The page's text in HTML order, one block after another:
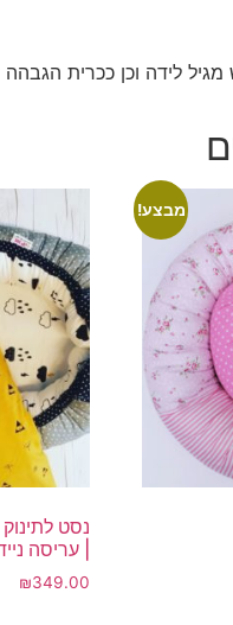
לידה וכן ככרית הגבהה
מבצע!
נסט
| עריסה
₪349.00